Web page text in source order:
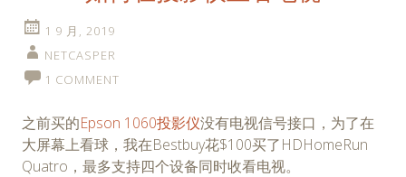
1 9 月, 2019
NETCASPER
1 COMMENT
之前买的Epson 1060投影仪没有电视信号接口，为了在
大屏幕上看球，我在Bestbuy花$100买了HDHomeRun
Quatro，最多支持四个设备同时收看电视。